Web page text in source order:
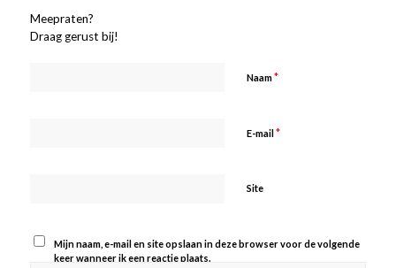
Meepraten?
Draag gerust bij!
Naam*
E-mail *
Site
Mijn naam, e-mail en site opslaan in deze browser voor de volgende
keer wanneer ik een reactie plaats.